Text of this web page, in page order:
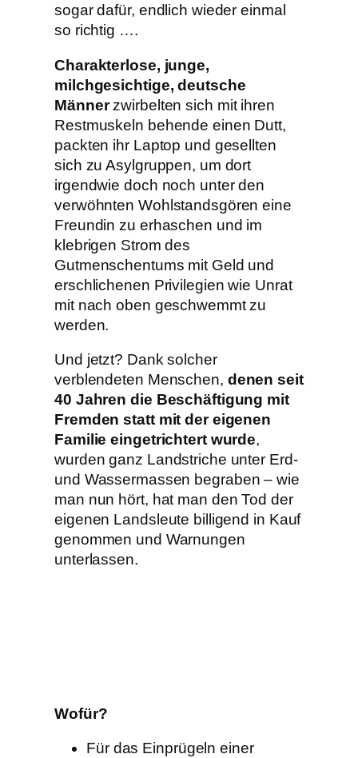
sogar dafür, endlich wieder einmal
so richtig ….
Charakterlose, junge,
milchgesichtige, deutsche
Männerzwirbelten sich mit ihren
Restmuskeln behende einen Dutt,
packten ihr Laptop und gesellten
sich zu Asylgruppen, um dort
irgendwie doch noch unter den
verwöhnten Wohlstandsgören eine
Freundin zu erhaschen und im
klebrigen Strom des
Gutmenschentums mit Geld und
erschlichenen Privilegien wie Unrat
mit nach oben geschwemmt zu
werden.
Und jetzt? Dank solcher
verblendeten Menschen, denen seit
40 Jahren die Beschäftigung mit
Fremden statt mit der eigenen
Familie eingetrichtert wurde,
wurden ganz Landstriche unter Erd-
und Wassermassen begraben – wie
man nun hört, hat man den Tod der
eigenen Landsleute billigend in Kauf
genommen und Warnungen
unterlassen.
Wofür?
Für das Einprügeln einer